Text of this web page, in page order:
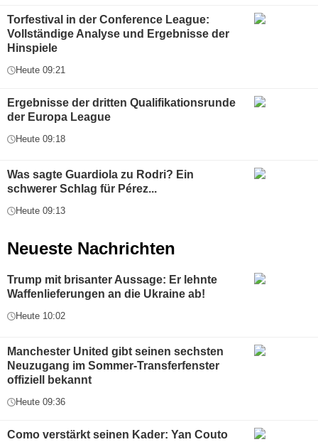
Torfestival in der Conference League:
Vollständige Analyse und Ergebnisse der
Hinspiele
Heute 09:21
Ergebnisse der dritten Qualifikationsrunde
der Europa League
Heute 09:18
Was sagte Guardiola zu Rodri? Ein
schwerer Schlag für Pérez...
Heute 09:13
Neueste Nachrichten
Trump mit brisanter Aussage: Er lehnte
Waffenlieferungen an die Ukraine ab!
Heute 10:02
Manchester United gibt seinen sechsten
Neuzugang im Sommer-Transferfenster
offiziell bekannt
Heute 09:36
Como verstärkt seinen Kader: Yan Couto